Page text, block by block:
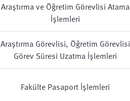
Araştırma ve Öğretim Görevlisi Atama
İşlemleri
Araştırma Görevlisi, Öğretim Görevlisi
Görev Süresi Uzatma İşlemleri
Fakülte Pasaport İşlemleri